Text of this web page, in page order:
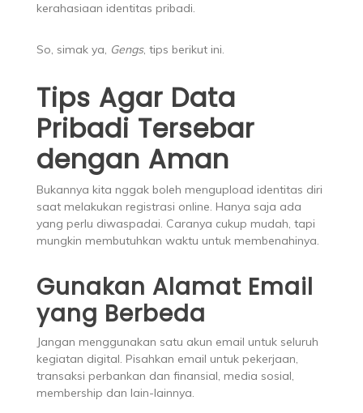
kerahasiaan identitas pribadi.
So, simak ya, Gengs, tips berikut ini.
Tips Agar Data
Pribadi Tersebar
dengan Aman
Bukannya kita nggak boleh mengupload identitas diri
saat melakukan registrasi online. Hanya saja ada
yang perlu diwaspadai. Caranya cukup mudah, tapi
mungkin membutuhkan waktu untuk membenahinya.
Gunakan Alamat Email
yang Berbeda
Jangan menggunakan satu akun email untuk seluruh
kegiatan digital. Pisahkan email untuk pekerjaan,
transaksi perbankan dan finansial, media sosial,
membership dan lain-lainnya.